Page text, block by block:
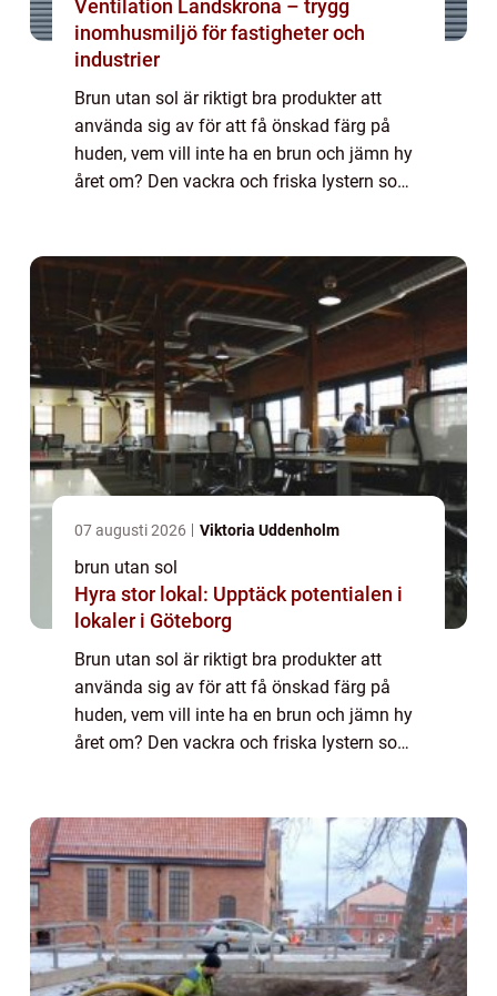
Ventilation Landskrona – trygg
inomhusmiljö för fastigheter och
industrier
Brun utan sol är riktigt bra produkter att
använda sig av för att få önskad färg på
huden, vem vill inte ha en brun och jämn hy
året om? Den vackra och friska lystern som
07 augusti 2026 Viktoria Uddenholm
brun utan sol
Hyra stor lokal: Upptäck potentialen i
lokaler i Göteborg
Brun utan sol är riktigt bra produkter att
använda sig av för att få önskad färg på
huden, vem vill inte ha en brun och jämn hy
året om? Den vackra och friska lystern som